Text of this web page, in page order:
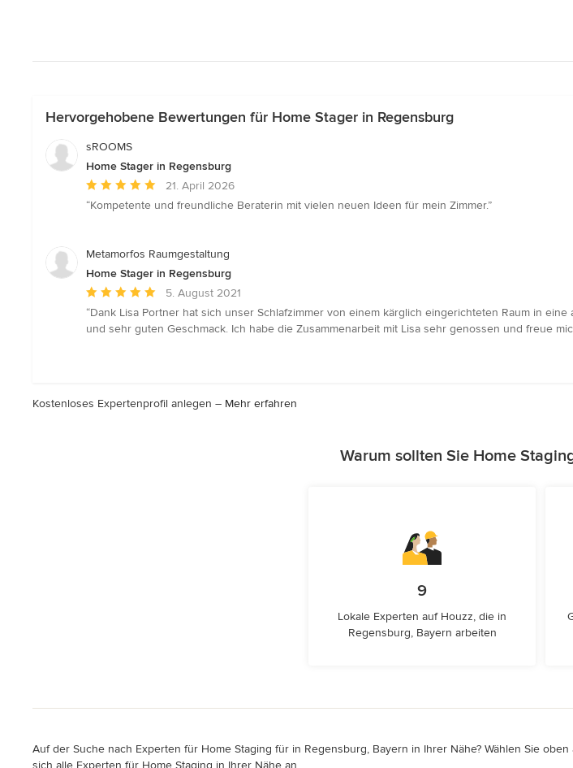
Hervorgehobene Bewertungen für Home Stager in Regensburg
sROOMS
Home Stager in Regensburg
Durchschnittliche
Bewertung:
5
21. April 2026
“Kompetente und freundliche Beraterin mit vielen neuen Ideen für mein Zimmer.”
Metamorfos Raumgestaltung
Home Stager in Regensburg
Durchschnittliche
Bewertung:
5
5. August 2021
“Dank Lisa Portner hat sich unser Schlafzimmer von einem kärglich eingerichteten Raum in
und sehr guten Geschmack. Ich habe die Zusammenarbeit mit Lisa sehr genossen und freue
Kostenloses Expertenprofil anlegen – Mehr erfahren
Warum sollten Sie Home
9
Lokale Experten auf Houzz, die in
Regensburg, Bayern arbeiten
Auf der Suche nach Experten für Home Staging für in Regensburg, Bayern in Ihrer Nähe? Wählen Sie
sich alle Experten für Home Staging in Ihrer Nähe an.